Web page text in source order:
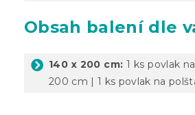
Obsah balení dle
140 x 200 cm: 1 ks povlak
200 cm | 1 ks povlak na